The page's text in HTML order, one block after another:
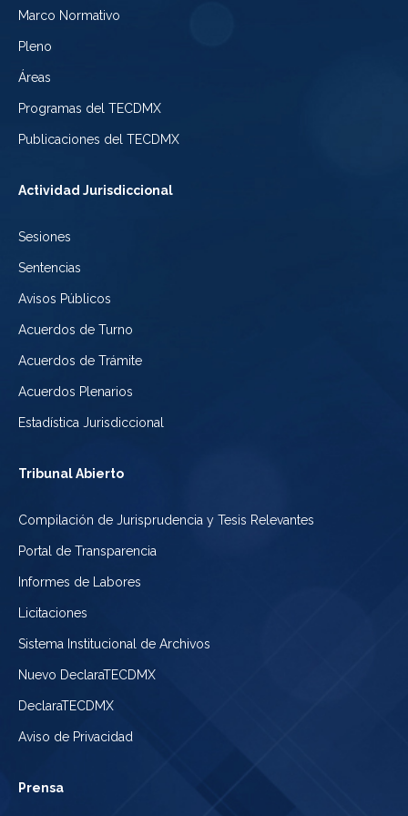
Marco Normativo
Pleno
Áreas
Programas del TECDMX
Publicaciones del TECDMX
Actividad Jurisdiccional
Sesiones
Sentencias
Avisos Públicos
Acuerdos de Turno
Acuerdos de Trámite
Acuerdos Plenarios
Estadística Jurisdiccional
Tribunal Abierto
Compilación de Jurisprudencia y Tesis Relevantes
Portal de Transparencia
Informes de Labores
Licitaciones
Sistema Institucional de Archivos
Nuevo DeclaraTECDMX
DeclaraTECDMX
Aviso de Privacidad
Prensa